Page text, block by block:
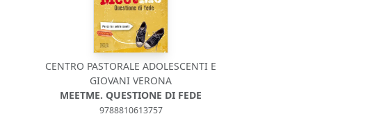
CENTRO PASTORALE ADOLESCENTI E
GIOVANI VERONA
MEETME. QUESTIONE DI FEDE
9788810613757